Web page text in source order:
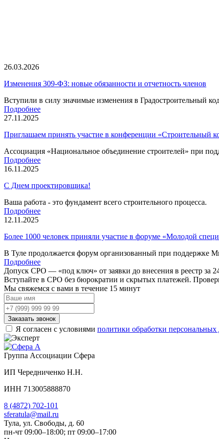
26.03.2026
Изменения 309-ФЗ: новые обязанности и отчетность членов
Вступили в силу значимые изменения в Градостроительный
Подробнее
27.11.2025
Приглашаем принять участие в конференции «Строительный
Ассоциация «Национальное объединение строителей» при
Подробнее
16.11.2025
С Днем проектировщика!
Ваша работа - это фундамент всего строительного процесса.
Подробнее
12.11.2025
Более 1000 человек приняли участие в форуме «Молодой
В Туле продолжается форум организованный при поддержке
Подробнее
Допуск СРО — «под ключ» от заявки до внесения в реестр за
Вступайте в СРО без бюрократии и скрытых платежей.
Мы свяжемся с вами в течение 15 минут
Заказать звонок
Я согласен с условиями политики обработки
Группа Ассоциации Сфера
ИП Чередниченко Н.Н.
ИНН 713005888870
8 (4872) 702-101
sferatula@mail.ru
Тула, ул. Свободы, д. 60
пн-чт 09:00–18:00; пт 09:00–17:00